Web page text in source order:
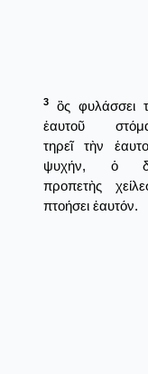
3
ὃς φυλάσσει
ἑαυτοῦ
τηρεῖ τὴν
ψυχήν, ὁ
προπετὴς
πτοήσει ἑαυτόν.